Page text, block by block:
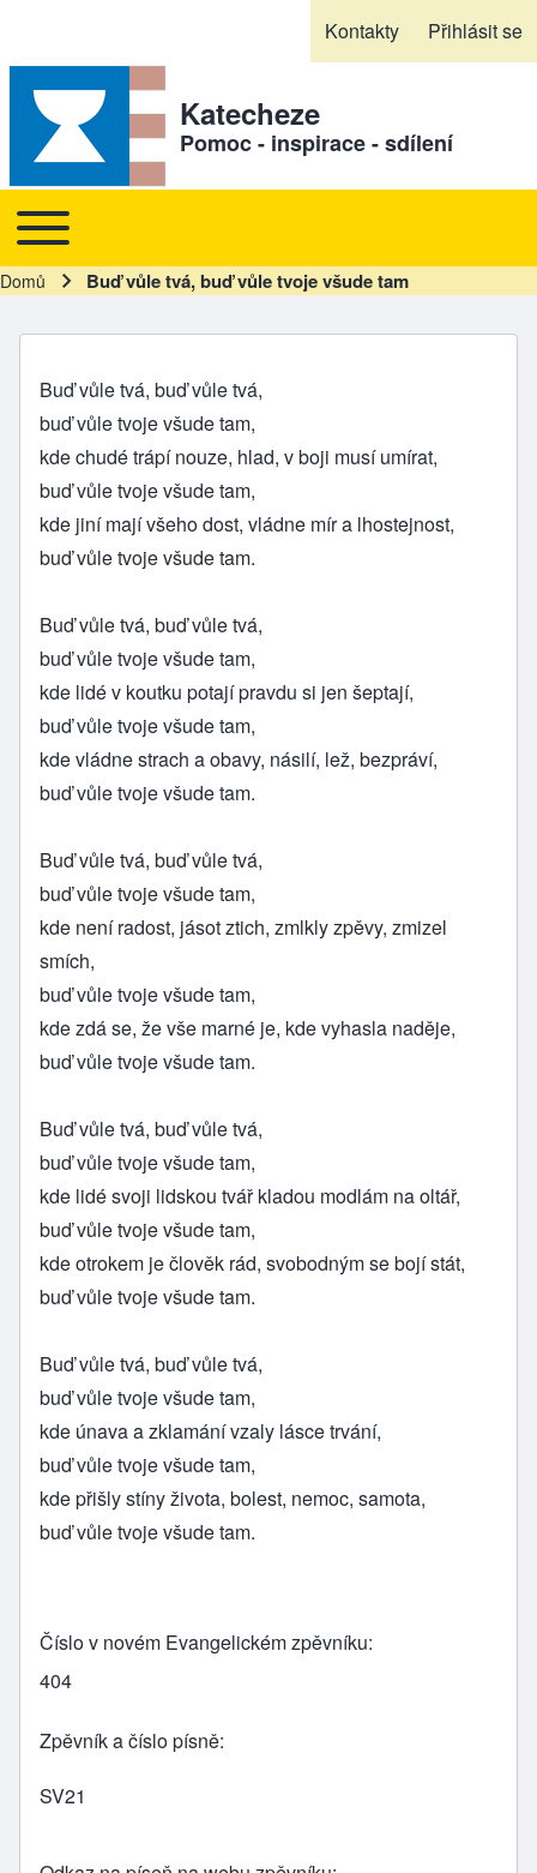
Kontakty Přihlásit se
Katecheze
Pomoc - inspirace - sdílení
Hlavní navigace
Toggle main menu
Drobečková navigace
Domů Buď vůle tvá, buď vůle tvoje všude tam
Buď vůle tvá, buď vůle tvá,
buď vůle tvoje všude tam,
kde chudé trápí nouze, hlad, v boji musí umírat,
buď vůle tvoje všude tam,
kde jiní mají všeho dost, vládne mír a lhostejnost,
buď vůle tvoje všude tam.
Buď vůle tvá, buď vůle tvá,
buď vůle tvoje všude tam,
kde lidé v koutku potají pravdu si jen šeptají,
buď vůle tvoje všude tam,
kde vládne strach a obavy, násilí, lež, bezpráví,
buď vůle tvoje všude tam.
Buď vůle tvá, buď vůle tvá,
buď vůle tvoje všude tam,
kde není radost, jásot ztich, zmlkly zpěvy, zmizel
smích,
buď vůle tvoje všude tam,
kde zdá se, že vše marné je, kde vyhasla naděje,
buď vůle tvoje všude tam.
Buď vůle tvá, buď vůle tvá,
buď vůle tvoje všude tam,
kde lidé svoji lidskou tvář kladou modlám na oltář,
buď vůle tvoje všude tam,
kde otrokem je člověk rád, svobodným se bojí stát,
buď vůle tvoje všude tam.
Buď vůle tvá, buď vůle tvá,
buď vůle tvoje všude tam,
kde únava a zklamání vzaly lásce trvání,
buď vůle tvoje všude tam,
kde přišly stíny života, bolest, nemoc, samota,
buď vůle tvoje všude tam.
Číslo v novém Evangelickém zpěvníku
404
Zpěvník a číslo písně
SV21